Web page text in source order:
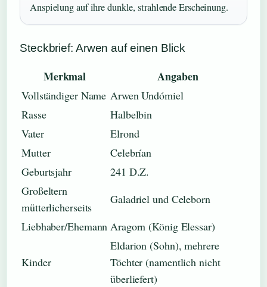
Anspielung auf ihre dunkle, strahlende Erscheinung.
Steckbrief: Arwen auf einen Blick
Merkmal Angaben
Vollständiger Name Arwen Undómiel
Rasse
Halbelbin
Vater
Elrond
Mutter
Celebrían
Geburtsjahr
241 D.Z.
Großeltern
mütterlicherseits
Galadriel und Celeborn
Liebhaber/Ehemann Aragorn (König Elessar)
Kinder
Eldarion (Sohn), mehrere
Töchter (namentlich nicht
überliefert)